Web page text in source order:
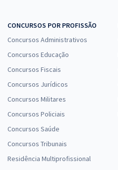
CONCURSOS POR PROFISSÃO
Concursos Administrativos
Concursos Educação
Concursos Fiscais
Concursos Jurídicos
Concursos Militares
Concursos Policiais
Concursos Saúde
Concursos Tribunais
Residência Multiprofissional